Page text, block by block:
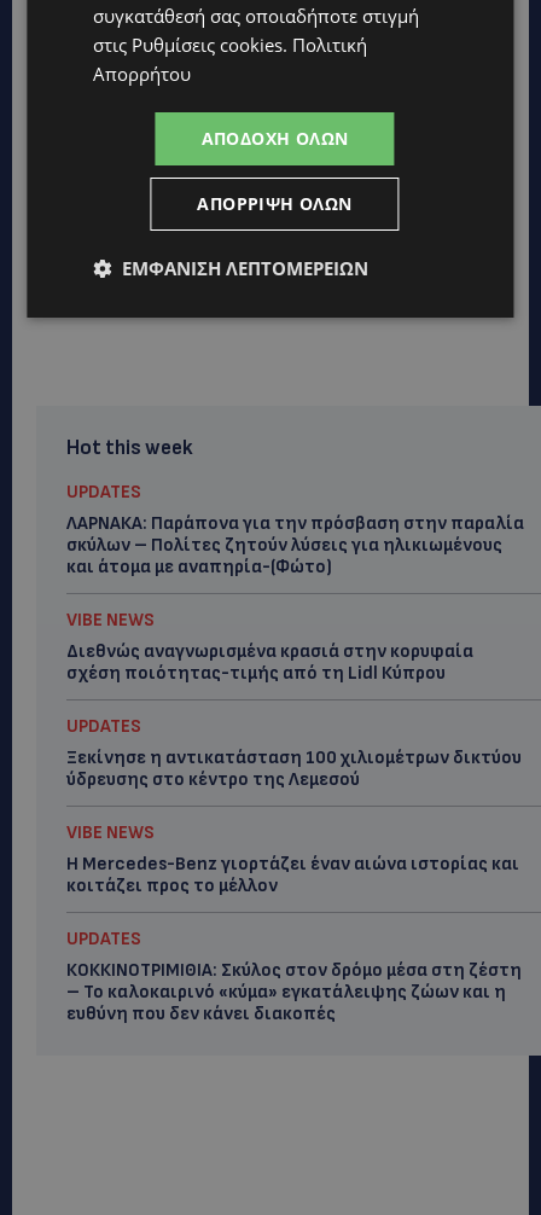
Hot this week
UPDATES
ΛΑΡΝΑΚΑ: Παράπονα για την πρόσβαση στην παραλία
σκύλων – Πολίτες ζητούν λύσεις για ηλικιωμένους
και άτομα με αναπηρία-(Φώτο)
VIBE NEWS
Διεθνώς αναγνωρισμένα κρασιά στην κορυφαία
σχέση ποιότητας-τιμής από τη Lidl Κύπρου
UPDATES
Ξεκίνησε η αντικατάσταση 100 χιλιομέτρων δικτύου
ύδρευσης στο κέντρο της Λεμεσού
VIBE NEWS
Η Mercedes-Benz γιορτάζει έναν αιώνα ιστορίας και
κοιτάζει προς το μέλλον
UPDATES
ΚΟΚΚΙΝΟΤΡΙΜΙΘΙΑ: Σκύλος στον δρόμο μέσα στη ζέστη
– Το καλοκαιρινό «κύμα» εγκατάλειψης ζώων και η
ευθύνη που δεν κάνει διακοπές
συγκατάθεσή σας οποιαδήποτε στιγμή
στις Ρυθμίσεις cookies. Πολιτική
Απορρήτου
ΑΠΟΔΟΧΉ ΌΛΩΝ
ΑΠΌΡΡΙΨΗ ΌΛΩΝ
ΕΜΦΆΝΙΣΗ ΛΕΠΤΟΜΕΡΕΙΏΝ